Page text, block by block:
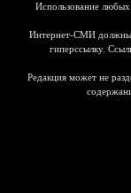
Использование любых
Интернет-СМИ должны
гиперссылку.
Редакция может не